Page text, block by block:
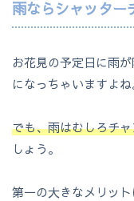
雨ならシャッター
お花見の予定日に雨
になっちゃいますよね
でも、雨はむしろチ
しょう。
第一の大きなメリッ